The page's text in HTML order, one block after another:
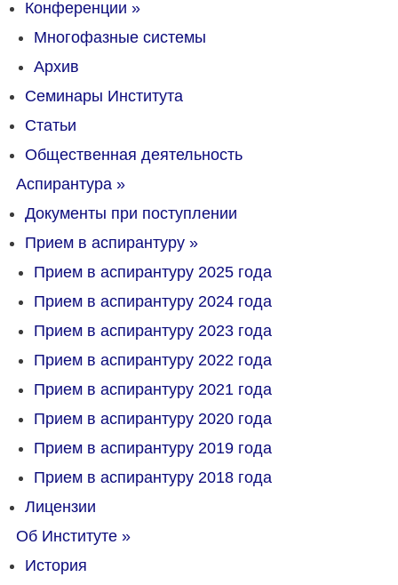
Конференции »
Многофазные системы
Архив
Семинары Института
Статьи
Общественная деятельность
Аспирантура »
Документы при поступлении
Прием в аспирантуру »
Прием в аспирантуру 2025 года
Прием в аспирантуру 2024 года
Прием в аспирантуру 2023 года
Прием в аспирантуру 2022 года
Прием в аспирантуру 2021 года
Прием в аспирантуру 2020 года
Прием в аспирантуру 2019 года
Прием в аспирантуру 2018 года
Лицензии
Об Институте »
История